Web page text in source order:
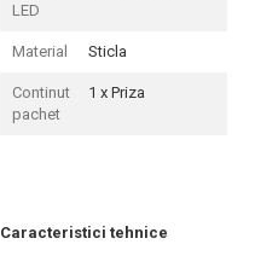
LED
Material Sticla
Continut
pachet
1 x Priza
Caracteristici tehnice